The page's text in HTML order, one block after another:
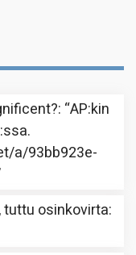
: “AP:kin
a/93bb923e-
tuttu osinkovirta: